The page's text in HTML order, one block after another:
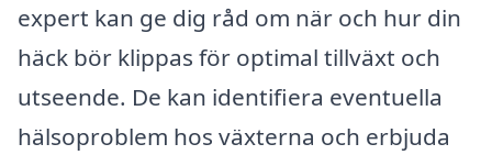
expert kan ge dig råd om när och hur din
häck bör klippas för optimal tillväxt och
utseende. De kan identifiera eventuella
hälsoproblem hos växterna och erbjuda